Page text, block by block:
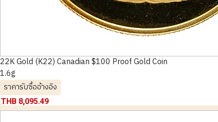
22K Gold (K22) Canadian $100 Proof Gold Coin
1.6g
ราคารับซื้ออ้างอิง
THB 8,095.49